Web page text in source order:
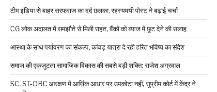
टीम इंडिया से बाहर सरफराज का दर्द छलका, रहस्यमयी पोस्ट ने बढ़ाई चर्चा
CG लोक अदालत में समझौते से मिली राहत, बैंकों को ब्याज में छूट देने की सलाह
आस्था के साथ पर्यावरण का संकल्प, कांवड़ यात्रा दे रही हरित भविष्य का संदेश
समाज की एकजुटता सामाजिक विकास की सबसे बड़ी शक्ति: राजेश अग्रवाल
SC, ST-OBC आरक्षण में आर्थिक आधार पर उपकोटा नहीं, सुप्रीम कोर्ट में केंद्र ने